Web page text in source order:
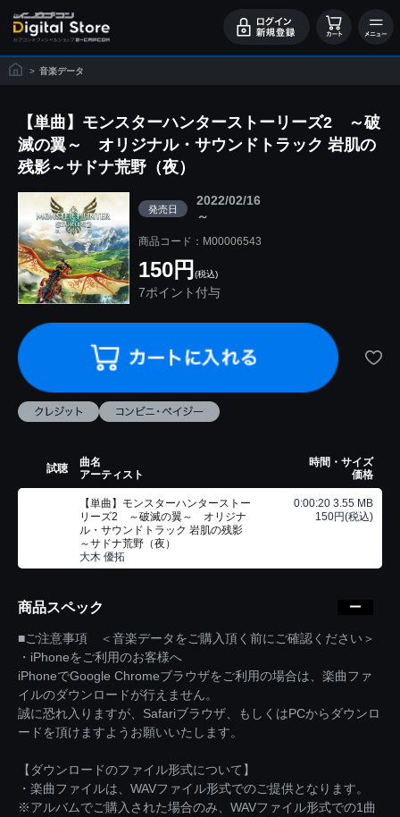
> 音楽データ
【単曲】モンスターハンターストーリーズ2 ～破
滅の翼～ オリジナル・サウンドトラック 岩肌の
残影～サドナ荒野（夜）
発売日
2022/02/16
～
商品コード：M00006543
150円 (税込)
7ポイント付与
試聴
曲名
アーティスト
時間・サイズ
価格
【単曲】モンスターハンターストー
リーズ2 ～破滅の翼～ オリジナ
ル・サウンドトラック 岩肌の残影
～サドナ荒野（夜）
大木 優拓
0:00:20 3.55 MB
150円(税込)
商品スペック
■ご注意事項 ＜音楽データをご購入頂く前にご確認ください＞
・iPhoneをご利用のお客様へ
iPhoneでGoogle Chromeブラウザをご利用の場合は、楽曲ファ
イルのダウンロードが行えません。
誠に恐れ入りますが、Safariブラウザ、もしくはPCからダウンロ
ードを頂けますようお願いいたします。
【ダウンロードのファイル形式について】
・楽曲ファイルは、WAVファイル形式でのご提供となります。
※アルバムでご購入された場合のみ、WAVファイル形式での1曲